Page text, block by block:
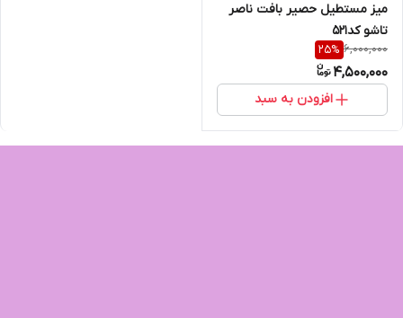
میز مستطیل حصیر بافت ناصر
تاشو کد۵۲۱
6,000,000
25%
4,500,000
افزودن به سبد